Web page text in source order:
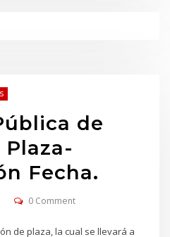
de
Fecha.
0 Comment
de plaza, la cual se llevará a